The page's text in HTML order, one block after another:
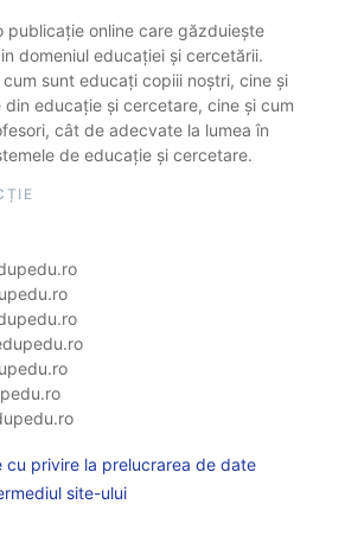
publicație online care găzduiește
domeniul educației și cercetării.
sunt educați copiii noștri, cine și
educație și cercetare, cine și cum
cât de adecvate la lumea în
de educație și cercetare.
cu privire la prelucrarea de date
site-ului